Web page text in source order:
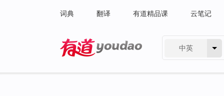
词典 翻译 有道精品课 云笔记
中英